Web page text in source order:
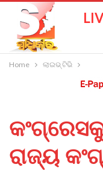
Home ଲାଇଭ୍ ଟିଭି
ରାଜ୍ୟ